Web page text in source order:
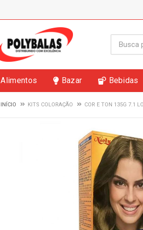
Alimentos Bazar Bebidas
INÍCIO KITS COLORAÇÃO COR E TON 135G 7.1